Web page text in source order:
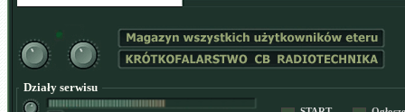
Działy serwisu